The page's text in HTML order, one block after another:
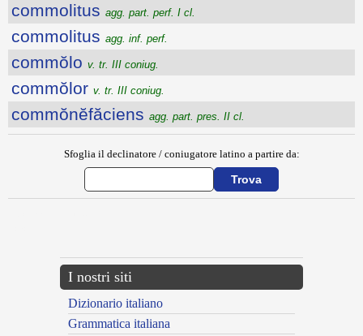
commolitus agg. part. perf. I cl.
commolitus agg. inf. perf.
commŏlo v. tr. III coniug.
commŏlor v. tr. III coniug.
commŏnĕfăciens agg. part. pres. II cl.
Sfoglia il declinatore / coniugatore latino a partire da:
I nostri siti
Dizionario italiano
Grammatica italiana